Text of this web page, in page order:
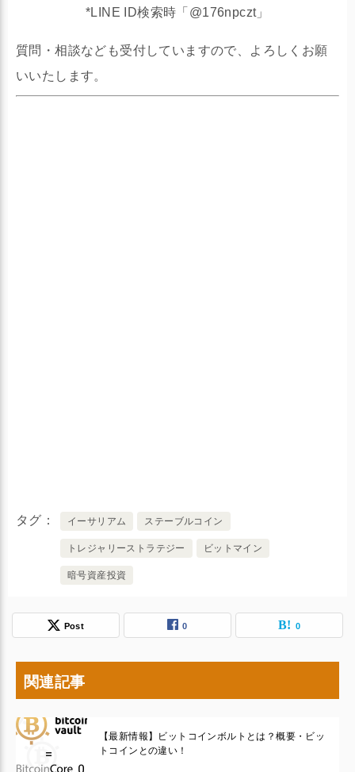
*LINE ID検索時「@176npczt」
質問・相談なども受付していますので、よろしくお願
いいたします。
タグ イーサリアム ステーブルコイン
トレジャリーストラテジー ビットマイン
暗号資産投資
Post 0 0
関連記事
【最新情報】ビットコインボルトとは？概要・ビッ
トコインとの違い！